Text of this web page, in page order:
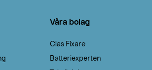
Våra bolag
Clas Fixare
Batteriexperten